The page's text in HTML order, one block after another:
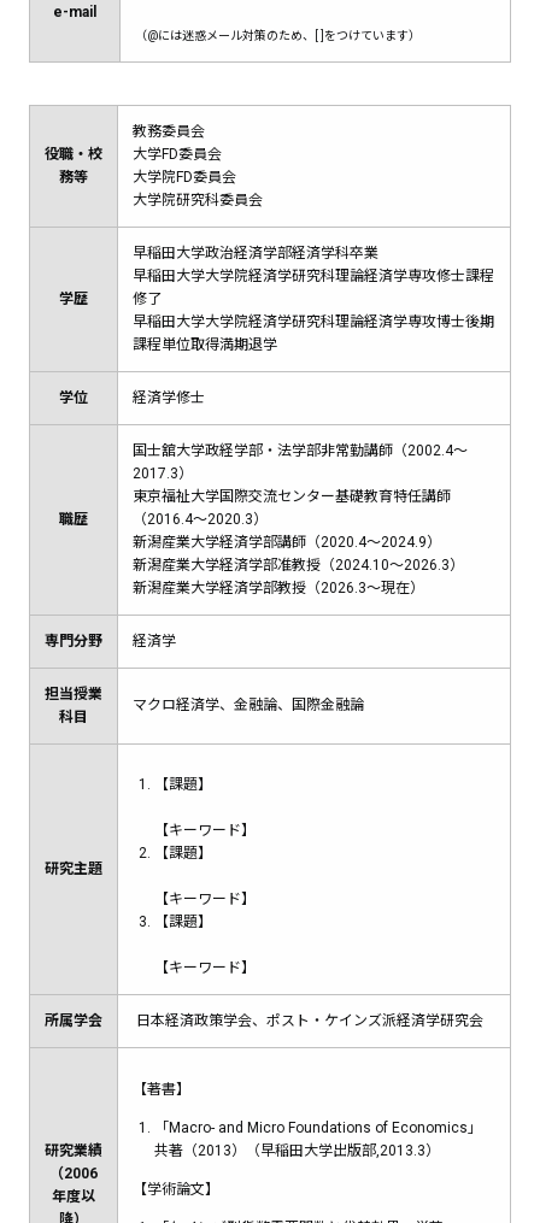
e-mail
（@には迷惑メール対策のため、[ ]をつけています）
役職・校
務等
教務委員会
大学FD委員会
大学院FD委員会
大学院研究科委員会
学歴
早稲田大学政治経済学部経済学科卒業
早稲田大学大学院経済学研究科理論経済学専攻修士課程
修了
早稲田大学大学院経済学研究科理論経済学専攻博士後期
課程単位取得満期退学
学位 経済学修士
職歴
国士舘大学政経学部・法学部非常勤講師（2002.4～
2017.3）
東京福祉大学国際交流センター基礎教育特任講師
（2016.4～2020.3）
新潟産業大学経済学部講師（2020.4～2024.9）
新潟産業大学経済学部准教授（2024.10～2026.3）
新潟産業大学経済学部教授（2026.3～現在）
専門分野 経済学
担当授業
科目
マクロ経済学、金融論、国際金融論
研究主題
【課題】
【キーワード】
【課題】
【キーワード】
【課題】
【キーワード】
所属学会 日本経済政策学会、ポスト・ケインズ派経済学研究会
研究業績
（2006
年度以
【著書】
「Macro- and Micro Foundations of Economics」
共著（2013）（早稲田大学出版部,2013.3）
【学術論文】